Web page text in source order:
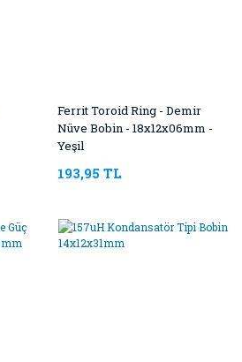
Ferrit Toroid Ring - Demir
Nüve Bobin - 18x12x06mm -
Yeşil
193,95 TL